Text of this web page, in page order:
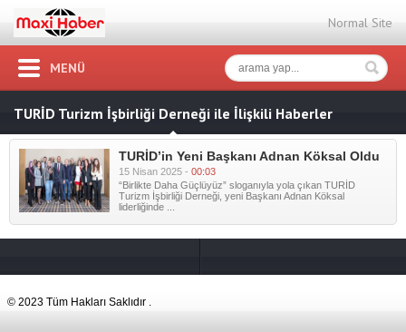
Normal Site
MENÜ
TURİD Turizm İşbirliği Derneği ile İlişkili Haberler
TURİD’in Yeni Başkanı Adnan Köksal Oldu
15 Nisan 2025 - 00:03
“Birlikte Daha Güçlüyüz” sloganıyla yola çıkan TURİD
Turizm İşbirliği Derneği, yeni Başkanı Adnan Köksal
liderliğinde ...
© 2023 Tüm Hakları Saklıdır .